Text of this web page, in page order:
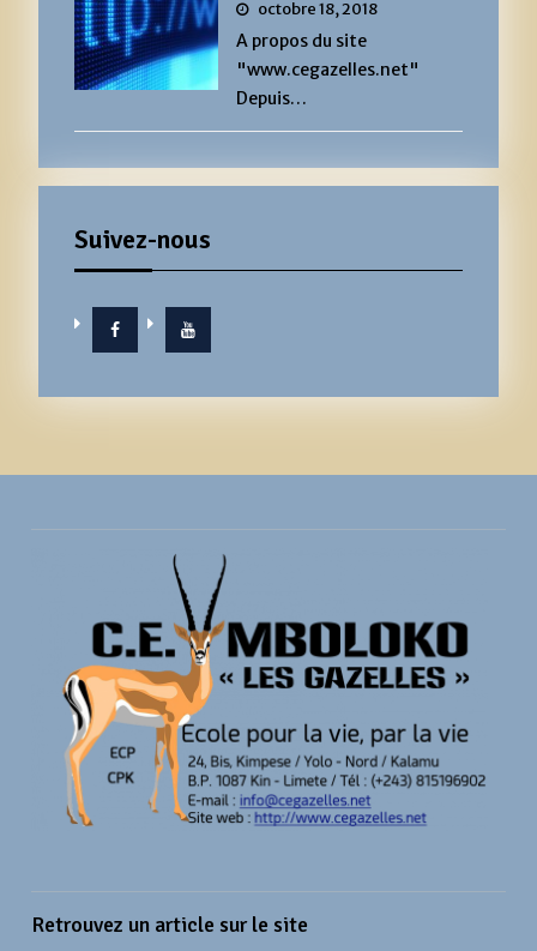
octobre 18, 2018
A propos du site
"www.cegazelles.net"
Depuis…
Suivez-nous
Retrouvez un article sur le site